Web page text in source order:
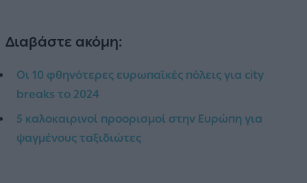
Διαβάστε ακόμη:
Οι 10 φθηνότερες ευρωπαϊκές πόλεις για city
breaks το 2024
5 καλοκαιρινοί προορισμοί στην Ευρώπη για
ψαγμένους ταξιδιώτες